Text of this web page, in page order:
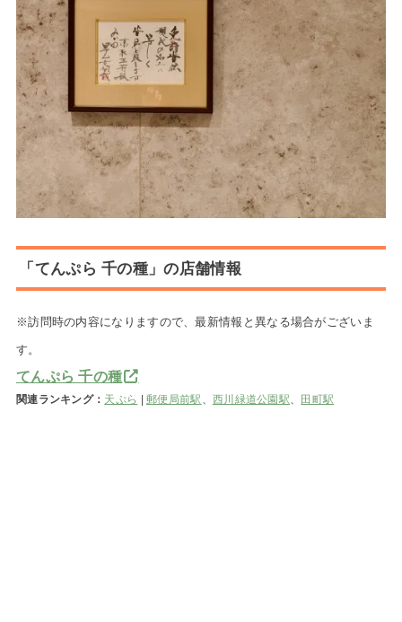
「てんぷら 千の種」の店舗情報
※訪問時の内容になりますので、最新情報と異なる場合がございま
す。
てんぷら 千の種
関連ランキング： 天ぷら |郵便局前駅 西川緑道公園駅 田町駅